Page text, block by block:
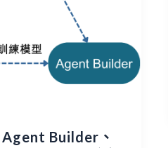
Builder、